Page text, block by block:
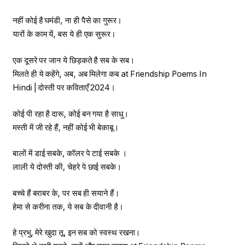
नहीं कोई है घमंडी, ना ही पैसे का गुरूर।
यारों के काम यें, बस ये ही एक सुरूर।
एक दूसरे पर जान ये छिड़कते है सब के सब।
मिलते ही ये कहेंगे, अब, अब मिलेगा कब at Friendship Poems In
Hindi | दोस्ती पर कविताएँ 2024।
कोई पी रहा है दारू, कोई बन गया है साधु।
मस्ती में जी रहे हैं, नहीं कोई भी बेकाबू।
बालों में डाई सबके, कॉलर पे टाई सबके ।
लाली ये दोस्ती की, चेहरे पे छाई सबके।
बच्चे हैं बराबर के, पर सब ही सयाने हैं।
हेमा से करीना तक, ये सब के दीवानी है।
हे प्रभु, मेरे खुदा तू, इन सब को स्वस्थ रखना।